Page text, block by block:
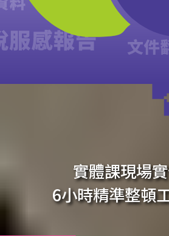
實體課現場
6小時精準整頓